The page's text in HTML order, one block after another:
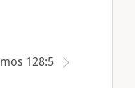
128:5